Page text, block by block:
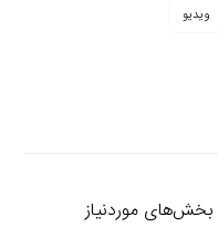
ویدیو
بخش‌های موردنیاز